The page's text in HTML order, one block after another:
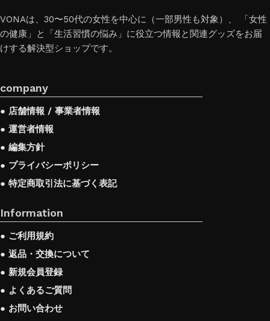
VONAは、30〜50代の女性を中心に（一部男性も対象）、 「女性
の健康」と「生活習慣の悩み」に役立つ情報と関連グッズをお届
けする解決型ショップです。
company
● 店舗情報 / 事業者情報
● 運営者情報
● 編集方針
● プライバシーポリシー
● 特定商取引法に基づく表記
Information
● ご利用規約
● 返品・交換について
● 新規会員登録
● よくあるご質問
● お問い合わせ